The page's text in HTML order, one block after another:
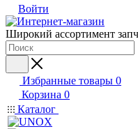
Войти
Широкий ассортимент
Избранные товары 0
Корзина 0
Каталог